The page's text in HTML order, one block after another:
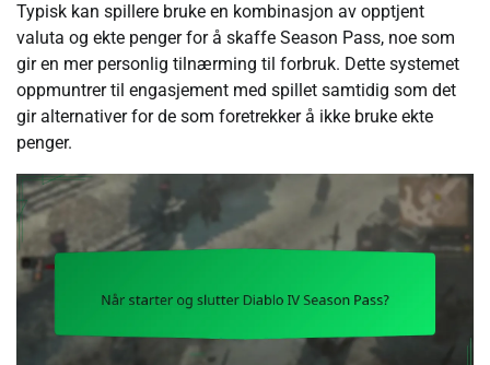
Typisk kan spillere bruke en kombinasjon av opptjent
valuta og ekte penger for å skaffe Season Pass, noe som
gir en mer personlig tilnærming til forbruk. Dette systemet
oppmuntrer til engasjement med spillet samtidig som det
gir alternativer for de som foretrekker å ikke bruke ekte
penger.